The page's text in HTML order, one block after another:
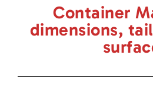
Container
dimensions,